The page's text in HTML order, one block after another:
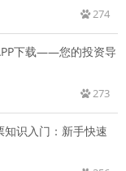
274
下载——您的投资导
273
识入门：新手快速